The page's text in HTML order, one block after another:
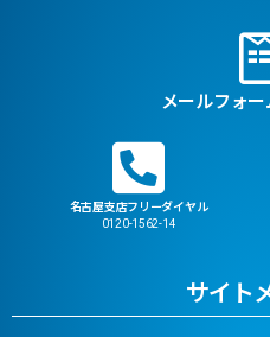
メールフォ
名古屋支店フリーダイヤル
0120-1562-14
サイト